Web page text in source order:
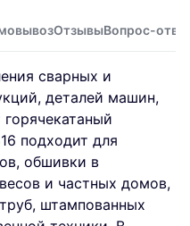
ОтзывыВопрос-
сварных и
деталей машин,
подходит для
обшивки в
и частных домов,
штампованных